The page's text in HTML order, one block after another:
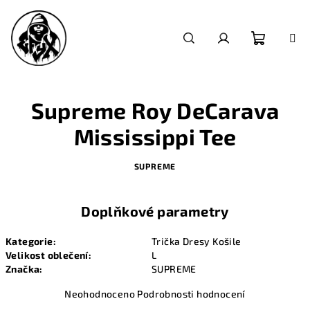
obsah
Supreme Roy DeCarava
Mississippi Tee
SUPREME
Doplňkové parametry
Kategorie:
Trička Dresy Košile
Velikost oblečení:
L
Značka: SUPREME
Průměrné
Neohodnoceno Podrobnosti hodnocení